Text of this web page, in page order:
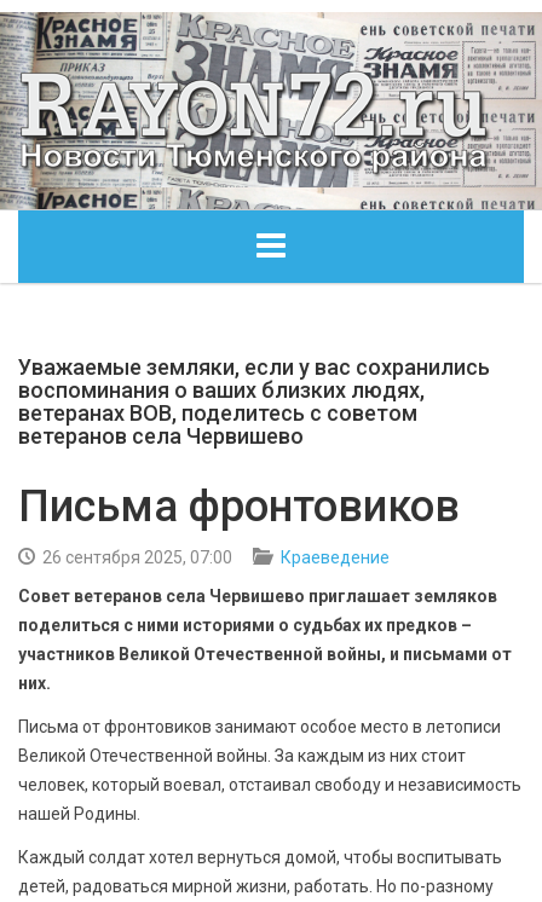
ОБЩЕСТВО
ЭКОНОМИКА
КУЛЬТУРА
БЕЗОПАСНОСТЬ
АРХИВ PDF
Уважаемые земляки, если у вас сохранились
воспоминания о ваших близких людях,
ветеранах ВОВ, поделитесь с советом
ветеранов села Червишево
Письма фронтовиков
26 сентября 2025, 07:00
Краеведение
Совет ветеранов села Червишево приглашает земляков
поделиться с ними историями о судьбах их предков –
участников Великой Отечественной войны, и письмами от
них.
Письма от фронтовиков занимают особое место в летописи
Великой Отечественной войны. За каждым из них стоит
человек, который воевал, отстаивал свободу и независимость
нашей Родины.
Каждый солдат хотел вернуться домой, чтобы воспитывать
детей, радоваться мирной жизни, работать. Но по-разному